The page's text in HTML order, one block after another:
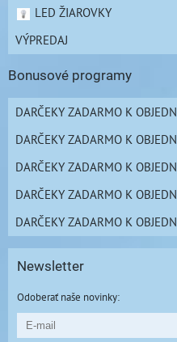
LED ŽIAROVKY
VÝPREDAJ
Bonusové programy
DARČEKY ZADARMO K
DARČEKY ZADARMO K
DARČEKY ZADARMO K
DARČEKY ZADARMO K
DARČEKY ZADARMO K
Newsletter
Odoberať naše novinky: